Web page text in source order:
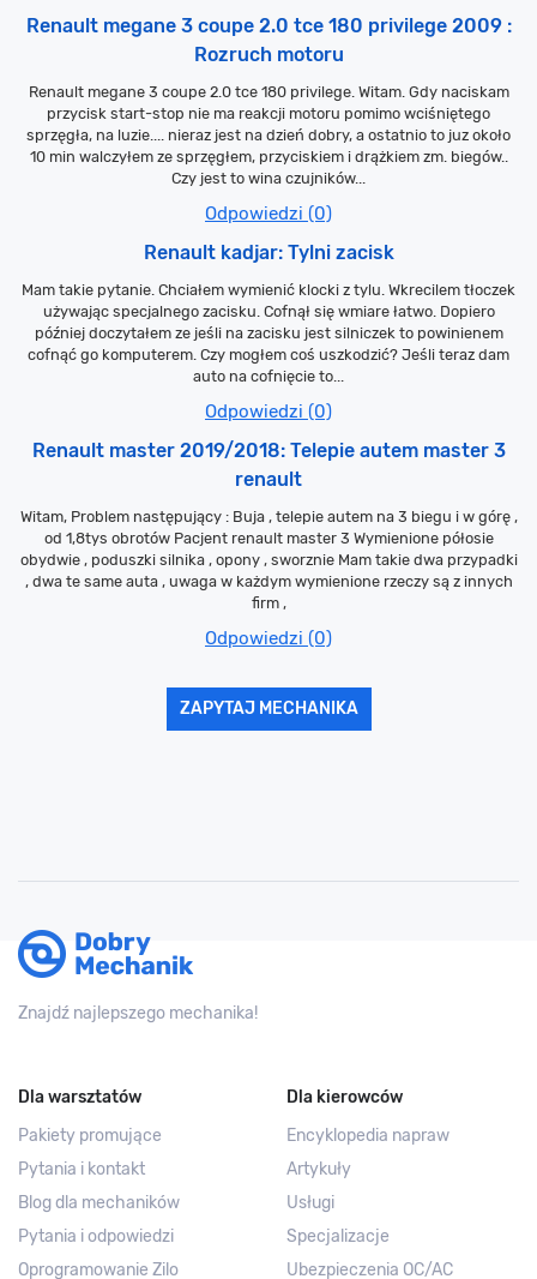
Renault megane 3 coupe 2.0 tce 180 privilege 2009 :
Rozruch motoru
Renault megane 3 coupe 2.0 tce 180 privilege. Witam. Gdy naciskam
przycisk start-stop nie ma reakcji motoru pomimo wciśniętego
sprzęgła, na luzie.... nieraz jest na dzień dobry, a ostatnio to juz około
10 min walczyłem ze sprzęgłem, przyciskiem i drążkiem zm. biegów..
Czy jest to wina czujników...
Odpowiedzi (0)
Renault kadjar: Tylni zacisk
Mam takie pytanie. Chciałem wymienić klocki z tylu. Wkrecilem tłoczek
używając specjalnego zacisku. Cofnął się wmiare łatwo. Dopiero
później doczytałem ze jeśli na zacisku jest silniczek to powinienem
cofnąć go komputerem. Czy mogłem coś uszkodzić? Jeśli teraz dam
auto na cofnięcie to...
Odpowiedzi (0)
Renault master 2019/2018: Telepie autem master 3
renault
Witam, Problem następujący : Buja , telepie autem na 3 biegu i w górę ,
od 1,8tys obrotów Pacjent renault master 3 Wymienione półosie
obydwie , poduszki silnika , opony , sworznie Mam takie dwa przypadki
, dwa te same auta , uwaga w każdym wymienione rzeczy są z innych
firm ,
Odpowiedzi (0)
ZAPYTAJ MECHANIKA
Znajdź najlepszego mechanika!
Dla warsztatów
Pakiety promujące
Pytania i kontakt
Blog dla mechaników
Pytania i odpowiedzi
Oprogramowanie Zilo
Dla kierowców
Encyklopedia napraw
Artykuły
Usługi
Specjalizacje
Ubezpieczenia OC/AC